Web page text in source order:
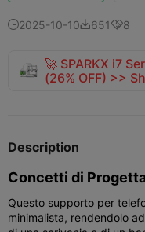
2025-10-106518
🚀 SPARKX i7
(26% OFF) >>
Description
Concetti di
Questo supporto per
minimalista, rendendolo